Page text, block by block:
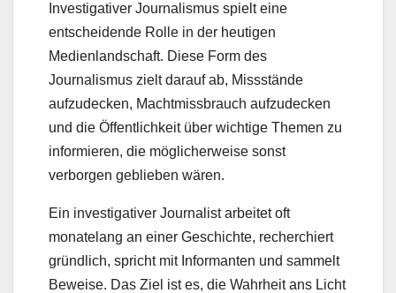
Investigativer Journalismus spielt eine
entscheidende Rolle in der heutigen
Medienlandschaft. Diese Form des
Journalismus zielt darauf ab, Missstände
aufzudecken, Machtmissbrauch aufzudecken
und die Öffentlichkeit über wichtige Themen zu
informieren, die möglicherweise sonst
verborgen geblieben wären.
Ein investigativer Journalist arbeitet oft
monatelang an einer Geschichte, recherchiert
gründlich, spricht mit Informanten und sammelt
Beweise. Das Ziel ist es, die Wahrheit ans Licht